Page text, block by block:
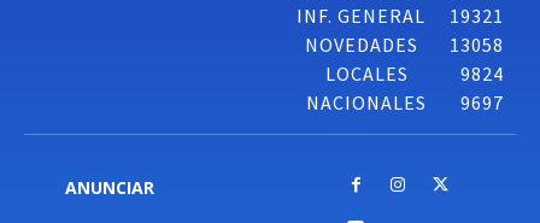
INF. GENERAL
19321
NOVEDADES
13058
LOCALES
9824
NACIONALES
9697
ANUNCIAR